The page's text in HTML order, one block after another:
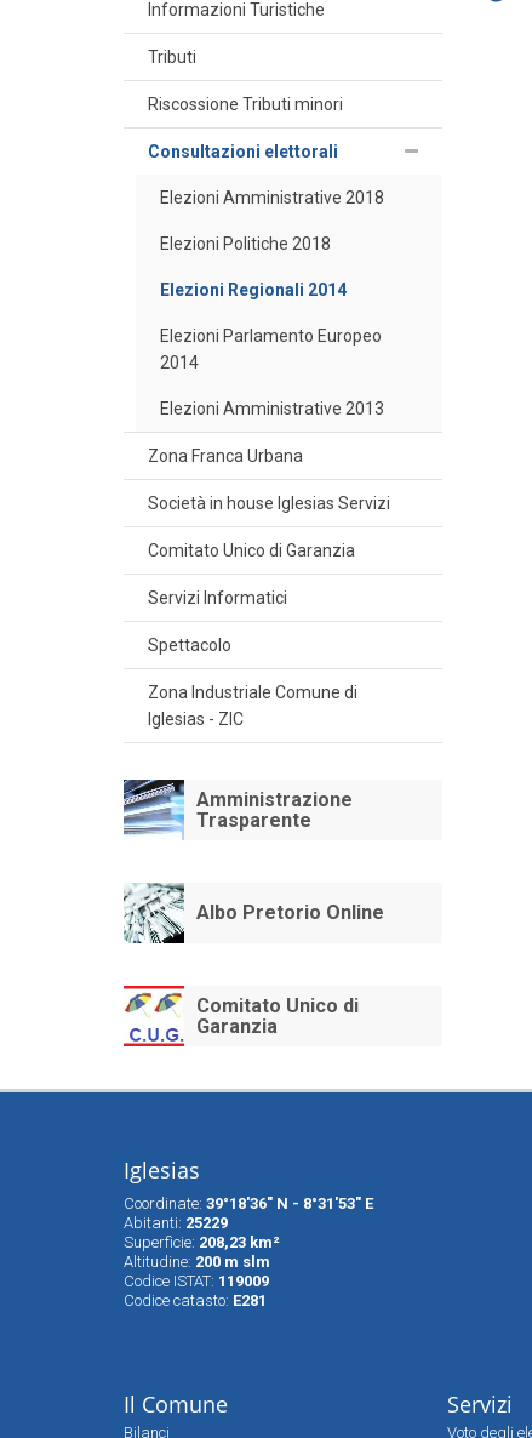
Informazioni Turistiche
Tributi
Riscossione Tributi minori
Consultazioni elettorali
Elezioni Amministrative 2018
Elezioni Politiche 2018
Elezioni Regionali 2014
Elezioni Parlamento Europeo
2014
Elezioni Amministrative 2013
Zona Franca Urbana
Società in house Iglesias Servizi
Comitato Unico di Garanzia
Servizi Informatici
Spettacolo
Zona Industriale Comune di
Iglesias - ZIC
Amministrazione
Trasparente
Albo Pretorio Online
Comitato Unico di
Garanzia
Iglesias
Coordinate: 39°18'36" N - 8°31'53" E
Abitanti: 25229
Superfìcie: 208,23 km²
Altitudine: 200 m slm
Codice ISTAT: 119009
Codice catasto: E281
Il Comune
Bilanci
Servizi
Voto degli